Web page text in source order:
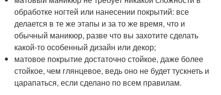
обработке ногтей или нанесении покрытий: все
делается в те же этапы и за то же время, что и
обычный маникюр, разве что вы захотите сделать
какой-то особенный дизайн или декор;
матовое покрытие достаточно стойкое, даже более
стойкое, чем глянцевое, ведь оно не будет тускнеть и
царапаться, если сделано по всем правилам.